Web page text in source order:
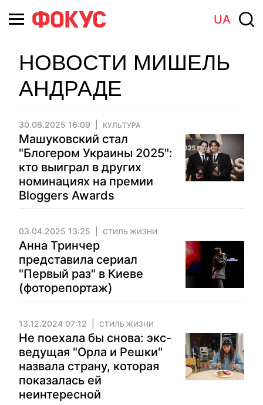
UA
НОВОСТИ МИШЕЛЬ
АНДРАДЕ
30.06.2025 16:09 КУЛЬТУРА
Машуковский стал
"Блогером Украины 2025":
кто выиграл в других
номинациях на премии
Bloggers Awards
03.04.2025 13:25 СТИЛЬ ЖИЗНИ
Анна Тринчер
представила сериал
"Первый раз" в Киеве
(фоторепортаж)
13.12.2024 07:12 СТИЛЬ ЖИЗНИ
Не поехала бы снова: экс-
ведущая "Орла и Решки"
назвала страну, которая
показалась ей
неинтересной